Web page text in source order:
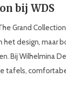
bij WDS
Grand
het design, maar
Bij Wilhelmina
tafels,